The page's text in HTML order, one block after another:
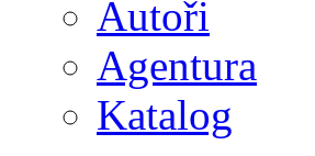
Autoři
Agentura
Katalog